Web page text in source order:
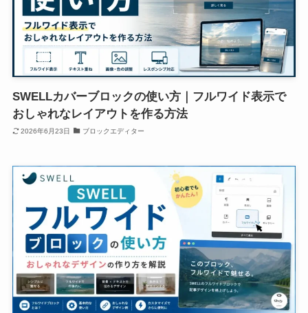
SWELLカバーブロックの使い方｜フルワイド表示で
おしゃれなレイアウトを作る方法
2026年6月23日 ブロックエディター